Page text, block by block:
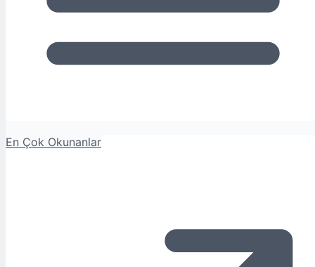
En Çok Okunanlar